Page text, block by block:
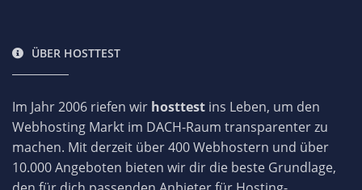
ÜBER HOSTTEST
Im Jahr 2006 riefen wir hosttest ins Leben, um den
Webhosting Markt im DACH-Raum transparenter zu
machen. Mit derzeit über 400 Webhostern und über
10.000 Angeboten bieten wir dir die beste Grundlage,